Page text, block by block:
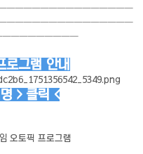
로그램 안내
> 클릭 <
오토픽 프로그램